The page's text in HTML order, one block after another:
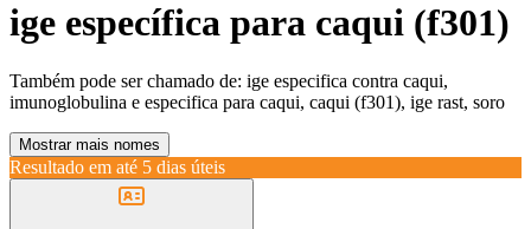
ige específica para caqui (f301)
Também pode ser chamado de: ige especifica contra caqui,
imunoglobulina e especifica para caqui, caqui (f301), ige rast, soro
Mostrar mais nomes
Resultado em até 5 dias úteis